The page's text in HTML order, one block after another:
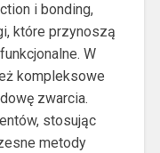
i bonding,
które przynoszą
W
kompleksowe
zwarcia.
stosując
metody